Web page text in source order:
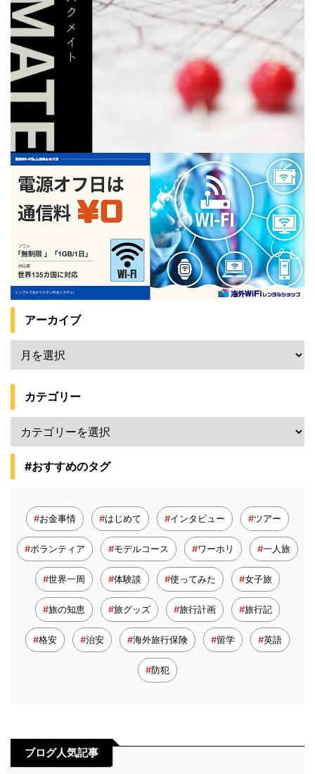
アーカイブ
カテゴリー
#おすすめのタグ
お金事情 はじめて インタビュー ツアー
ボランティア モデルコース ワーホリ 一人旅
世界一周 体験談 使ってみた 女子旅
旅の知恵 旅グッズ 旅行計画 旅行記
格安 治安 海外旅行保険 留学 英語
防犯
ブログ人気記事